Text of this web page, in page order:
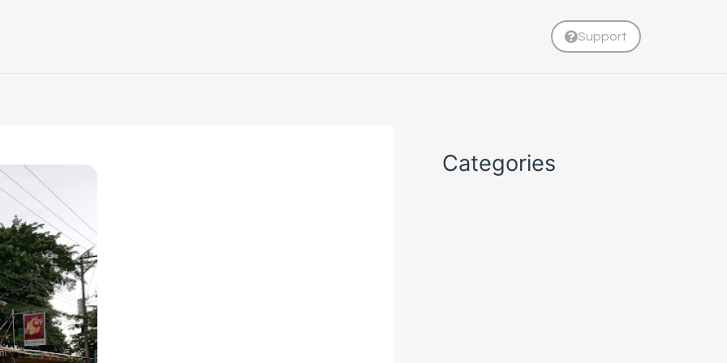
Support
Categories